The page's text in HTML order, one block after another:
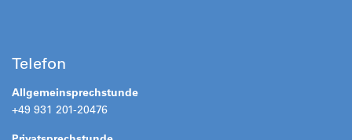
Telefon
Allgemeinsprechstunde
+49 931 201-20476